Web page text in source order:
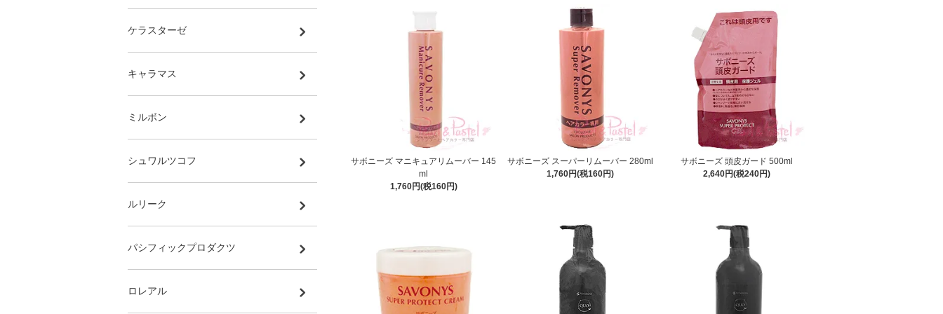
サボニーズ マニキュアリムーバー 145
ml
1,760円(税160円)
サボニーズ スーパーリムーバー 280ml
1,760円(税160円)
サボニーズ 頭皮ガード 500ml
2,640円(税240円)
ケラスターゼ
キャラマス
ミルボン
シュワルツコフ
ルリーク
パシフィックプロダクツ
ロレアル